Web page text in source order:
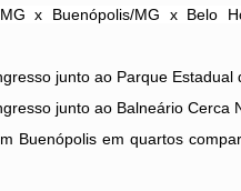
x Buenópolis/MG x Belo
junto ao Parque Estadual
junto ao Balneário Cerca
Buenópolis em quartos